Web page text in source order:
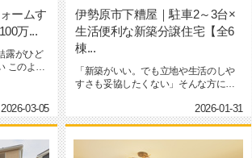
ームす
万...
2026-03-05
伊勢原市下糟屋｜駐車2～3台×
生活便利な新築分譲住宅【全6
棟...
「新築がいい。でも立地や生活のしや
すさも妥協したくない」そんな方にぜ
2026-01-31